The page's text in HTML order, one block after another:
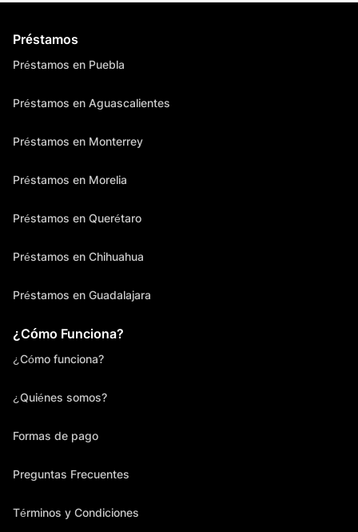
Préstamos
Préstamos en Puebla
Préstamos en Aguascalientes
Préstamos en Monterrey
Préstamos en Morelia
Préstamos en Querétaro
Préstamos en Chihuahua
Préstamos en Guadalajara
¿Cómo Funciona?
¿Cómo funciona?
¿Quiénes somos?
Formas de pago
Preguntas Frecuentes
Términos y Condiciones